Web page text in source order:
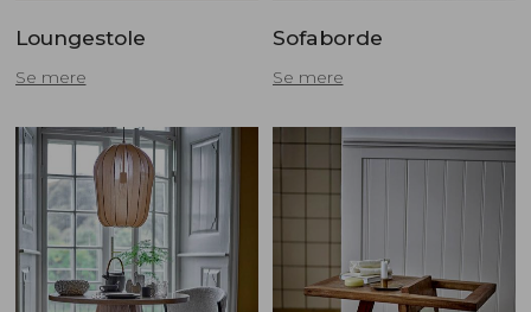
Loungestole
Se mere
Sofaborde
Se mere